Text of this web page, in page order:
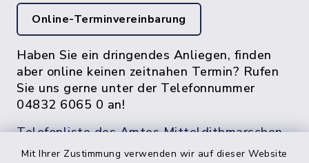
Mit Ihrer Zustimmung verwenden wir auf dieser Website
Online-Terminvereinbarung
Haben Sie ein dringendes Anliegen, finden
aber online keinen zeitnahen Termin? Rufen
Sie uns gerne unter der Telefonnummer
04832 6065 0 an!
Telefonliste des Amtes Mitteldithmarschen